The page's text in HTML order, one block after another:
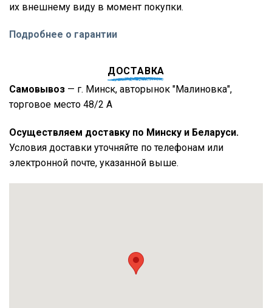
их внешнему виду в момент покупки.
Подробнее о гарантии
ДОСТАВКА
Самовывоз — г. Минск, авторынок "Малиновка",
торговое место 48/2 А
Осуществляем доставку по Минску и Беларуси.
Условия доставки уточняйте по телефонам или
электронной почте, указанной выше.